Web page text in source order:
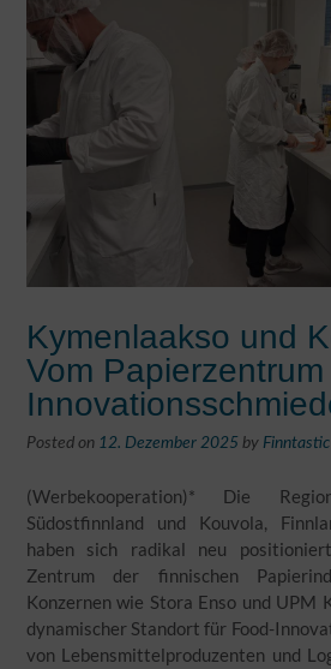
Kymenlaakso und
Vom
Posted on 12. Dezember 2025 by Finntastic
(Werbekooperation)* Die
Südostfinnland und Kouvola,
haben sich radikal neu
Zentrum der finnischen
Konzernen wie Stora Enso und UPM
dynamischer Standort für Food-
von Lebensmittelproduzenten und